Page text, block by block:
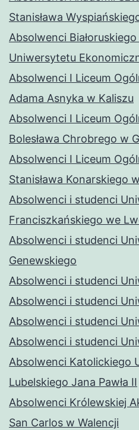
Stanisława
Absolwenci
Uniwersytetu
Absolwenci I Liceum
Adama Asnyka w Kaliszu
Absolwenci I Liceum
Bolesława Chrobrego w
Absolwenci I Liceum
Stanisława Konarskiego
Absolwenci i studenci
Franciszkańskiego we
Absolwenci i studenci
Genewskiego
Absolwenci i studenci
Absolwenci i studenci
Absolwenci i studenci
Absolwenci i studenci
Absolwenci Katolickiego
Lubelskiego Jana Pawła II
Absolwenci Królewskiej
San Carlos w Walencji